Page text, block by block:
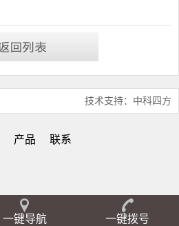
技术支持：中科四方
产品 联系
一键导航 一键拨号